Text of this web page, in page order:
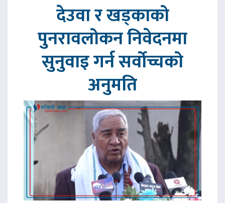
देउवा र खड्काको
पुनरावलोकन निवेदनमा
सुनुवाइ गर्न सर्वोच्चको
अनुमति